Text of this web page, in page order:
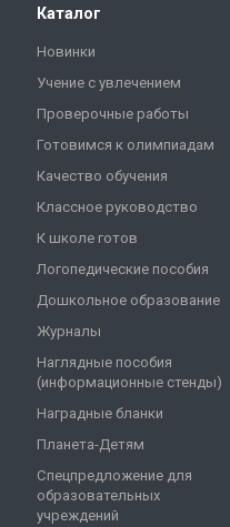
Каталог
Новинки
Учение с увлечением
Проверочные работы
Готовимся к олимпиадам
Качество обучения
Классное руководство
К школе готов
Логопедические пособия
Дошкольное образование
Журналы
Наглядные пособия
(информационные стенды)
Наградные бланки
Планета-Детям
Спецпредложение для
образовательных
учреждений